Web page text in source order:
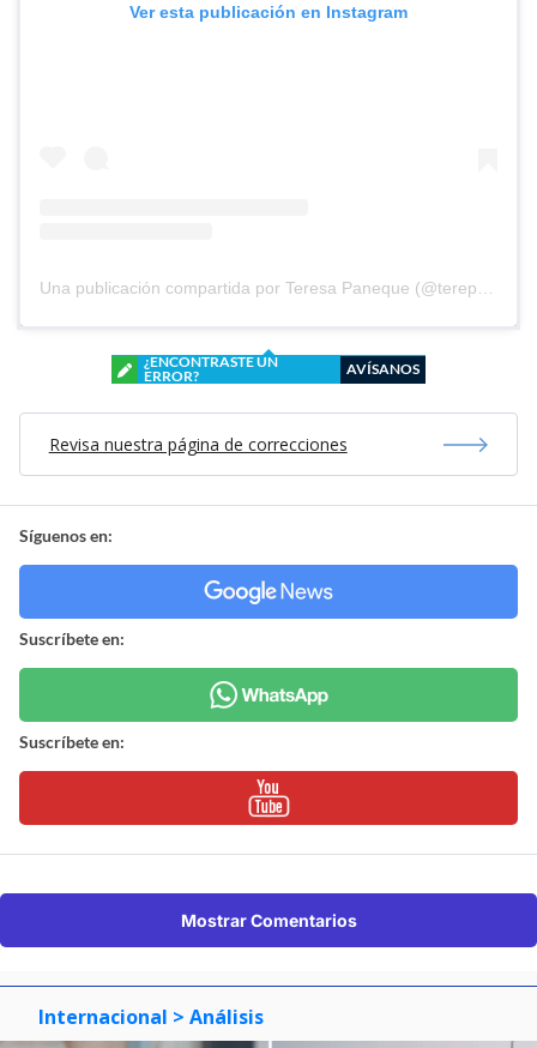
Ver esta publicación en Instagram
Una publicación compartida por Teresa Paneque (@terepaneque)
¿ENCONTRASTE UN
ERROR?
AVÍSANOS
Revisa nuestra página de correcciones
Síguenos en:
Suscríbete en:
Suscríbete en:
Mostrar Comentarios
Internacional > Análisis